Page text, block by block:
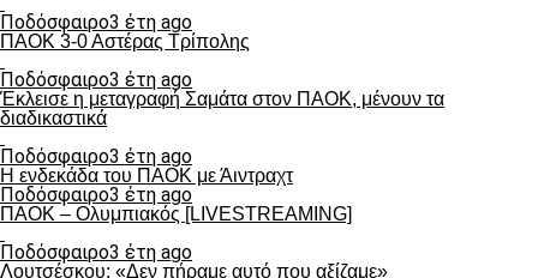
Ποδόσφαιρο3 έτη ago
ΠΑΟΚ 3-0 Αστέρας Τρίπολης
Ποδόσφαιρο3 έτη ago
Έκλεισε η μεταγραφή Σαμάτα στον ΠΑΟΚ, μένουν τα
διαδικαστικά
Ποδόσφαιρο3 έτη ago
Η ενδεκάδα του ΠΑΟΚ με Άιντραχτ
Ποδόσφαιρο3 έτη ago
ΠΑΟΚ – Ολυμπιακός [LIVESTREAMING]
Ποδόσφαιρο3 έτη ago
Λουτσέσκου: «Δεν πήραμε αυτό που αξίζαμε»